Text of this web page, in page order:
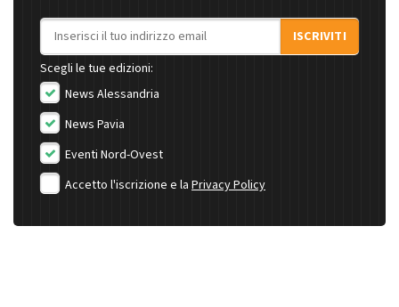
Indirizzo email
ISCRIVITI
Scegli le tue edizioni:
News Alessandria
News Pavia
Eventi Nord-Ovest
Accetto l'iscrizione e la Privacy Policy